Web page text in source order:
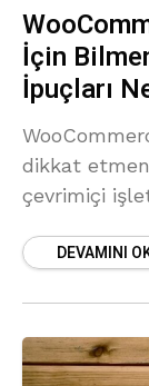
İçin
İpuçları
dikkat
çevrimiçi
DEVAMINI